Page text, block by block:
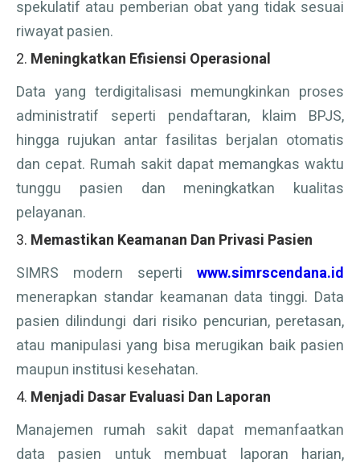
spekulatif atau pemberian obat yang tidak sesuai
riwayat pasien.
2. Meningkatkan Efisiensi Operasional
Data yang terdigitalisasi memungkinkan proses
administratif seperti pendaftaran, klaim BPJS,
hingga rujukan antar fasilitas berjalan otomatis
dan cepat. Rumah sakit dapat memangkas waktu
tunggu pasien dan meningkatkan kualitas
pelayanan.
3. Memastikan Keamanan Dan Privasi Pasien
SIMRS modern seperti www.simrscendana.id
menerapkan standar keamanan data tinggi. Data
pasien dilindungi dari risiko pencurian, peretasan,
atau manipulasi yang bisa merugikan baik pasien
maupun institusi kesehatan.
4. Menjadi Dasar Evaluasi Dan Laporan
Manajemen rumah sakit dapat memanfaatkan
data pasien untuk membuat laporan harian,